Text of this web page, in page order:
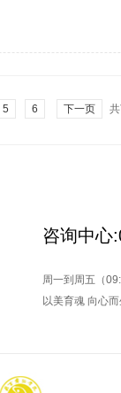
5 6 下一页 共
咨询中心
周一到周五（
以美育魂 向心而